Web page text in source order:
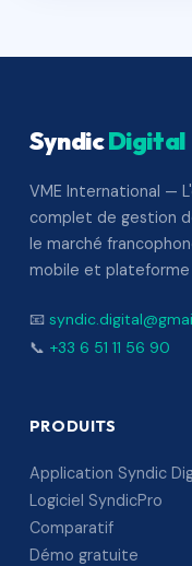
SyndicDigital
VME International —
complet de gestion
le marché
mobile et plateforme
📧
📞 +33 6 51 11 56 90
PRODUITS
Application Syndic
Logiciel SyndicPro
Comparatif
Démo gratuite